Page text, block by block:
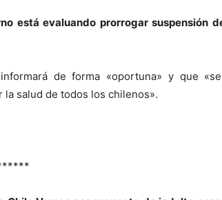
está evaluando prorrogar suspensión
de forma «oportuna» y que
salud de todos los chilenos».